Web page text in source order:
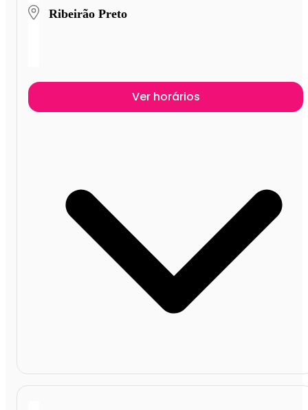
Ribeirão Preto
Ver horários